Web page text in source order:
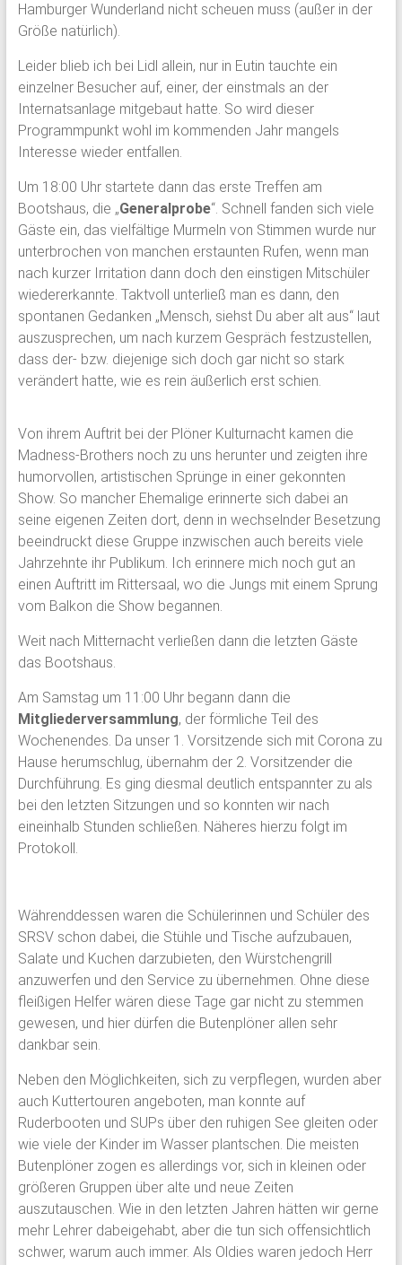
Hamburger Wunderland nicht scheuen muss (außer in der
Größe natürlich).
Leider blieb ich bei Lidl allein, nur in Eutin tauchte ein
einzelner Besucher auf, einer, der einstmals an der
Internatsanlage mitgebaut hatte. So wird dieser
Programmpunkt wohl im kommenden Jahr mangels
Interesse wieder entfallen.
Um 18:00 Uhr startete dann das erste Treffen am
Bootshaus, die „Generalprobe“. Schnell fanden sich viele
Gäste ein, das vielfältige Murmeln von Stimmen wurde nur
unterbrochen von manchen erstaunten Rufen, wenn man
nach kurzer Irritation dann doch den einstigen Mitschüler
wiedererkannte. Taktvoll unterließ man es dann, den
spontanen Gedanken „Mensch, siehst Du aber alt aus“ laut
auszusprechen, um nach kurzem Gespräch festzustellen,
dass der- bzw. diejenige sich doch gar nicht so stark
verändert hatte, wie es rein äußerlich erst schien.
Von ihrem Auftrit bei der Plöner Kulturnacht kamen die
Madness-Brothers noch zu uns herunter und zeigten ihre
humorvollen, artistischen Sprünge in einer gekonnten
Show. So mancher Ehemalige erinnerte sich dabei an
seine eigenen Zeiten dort, denn in wechselnder Besetzung
beeindruckt diese Gruppe inzwischen auch bereits viele
Jahrzehnte ihr Publikum. Ich erinnere mich noch gut an
einen Auftritt im Rittersaal, wo die Jungs mit einem Sprung
vom Balkon die Show begannen.
Weit nach Mitternacht verließen dann die letzten Gäste
das Bootshaus.
Am Samstag um 11:00 Uhr begann dann die
Mitgliederversammlung, der förmliche Teil des
Wochenendes. Da unser 1. Vorsitzende sich mit Corona zu
Hause herumschlug, übernahm der 2. Vorsitzender die
Durchführung. Es ging diesmal deutlich entspannter zu als
bei den letzten Sitzungen und so konnten wir nach
eineinhalb Stunden schließen. Näheres hierzu folgt im
Protokoll.
Währenddessen waren die Schülerinnen und Schüler des
SRSV schon dabei, die Stühle und Tische aufzubauen,
Salate und Kuchen darzubieten, den Würstchengrill
anzuwerfen und den Service zu übernehmen. Ohne diese
fleißigen Helfer wären diese Tage gar nicht zu stemmen
gewesen, und hier dürfen die Butenplöner allen sehr
dankbar sein.
Neben den Möglichkeiten, sich zu verpflegen, wurden aber
auch Kuttertouren angeboten, man konnte auf
Ruderbooten und SUPs über den ruhigen See gleiten oder
wie viele der Kinder im Wasser plantschen. Die meisten
Butenplöner zogen es allerdings vor, sich in kleinen oder
größeren Gruppen über alte und neue Zeiten
auszutauschen. Wie in den letzten Jahren hätten wir gerne
mehr Lehrer dabeigehabt, aber die tun sich offensichtlich
schwer, warum auch immer. Als Oldies waren jedoch Herr